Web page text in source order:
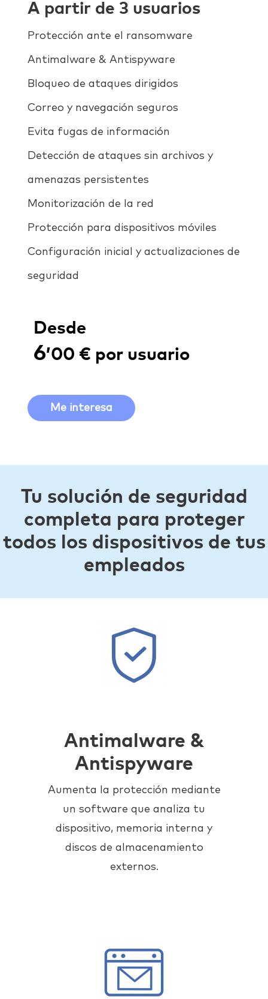
A partir de 3 usuarios
Protección ante el ransomware
Antimalware & Antispyware
Bloqueo de ataques dirigidos
Correo y navegación seguros
Evita fugas de información
Detección de ataques sin archivos y
amenazas persistentes
Monitorización de la red
Protección para dispositivos móviles
Configuración inicial y actualizaciones de
seguridad
Desde
6’00 € por usuario
Me interesa
Tu solución de seguridad
completa para proteger
todos los dispositivos de tus
empleados
Antimalware &
Antispyware
Aumenta la protección mediante
un software que analiza tu
dispositivo, memoria interna y
discos de almacenamiento
externos.